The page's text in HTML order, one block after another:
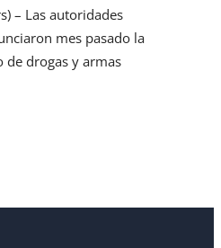
– Las autoridades
mes pasado la
drogas y armas